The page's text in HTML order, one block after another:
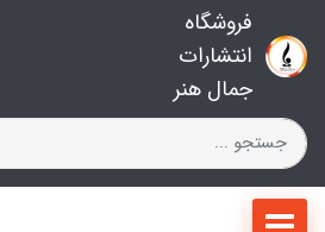
فروشگاه
انتشارات
جمال هنر